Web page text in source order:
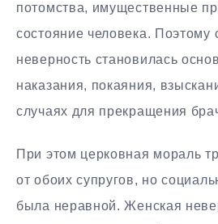
потомства, имущественные
состояние человека. Поэтому
неверность становилась
наказания, покаяния,
случаях для прекращения
При этом церковная мораль
от обоих супругов, но
была неравной. Женская